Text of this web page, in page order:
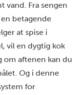
vand. Fra sengen
betagende
at spise i
vil en dygtig kok
om aftenen kan du
Og i denne
for